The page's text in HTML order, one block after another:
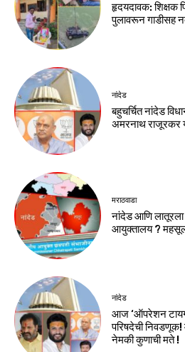
हृदयदावक: शिक्षक
पुलावरून गाडीसह
नांदेड
बहुचर्चित नांदेड
अमरनाथ राजूरकर
मराठवाडा
नांदेड आणि
आयुक्तालय ? महसूल
नांदेड
आज ‘ऑपरेशन
परिषदेची
नेमकी कुणाची मते !